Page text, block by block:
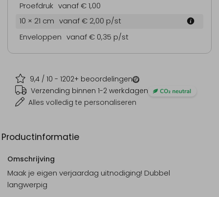
9,4 / 10 - 1202+ beoordelingen
Verzending binnen 1-2 werkdagen
Alles volledig te personaliseren
Proefdruk vanaf € 1,00
10 × 21 cm vanaf € 2,00 p/st
Enveloppen vanaf € 0,35 p/st
Productinformatie
Omschrijving
Maak je eigen verjaardag uitnodiging! Dubbel
langwerpig